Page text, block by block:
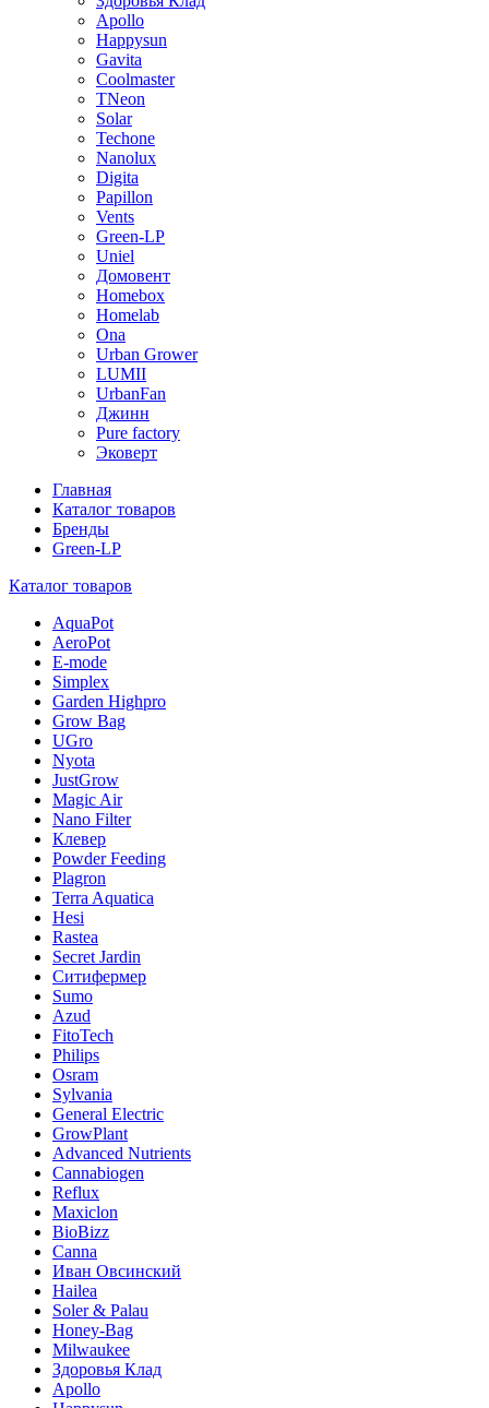
Apollo
Happysun
Gavita
Coolmaster
TNeon
Solar
Techone
Nanolux
Digita
Papillon
Vents
Green-LP
Uniel
Домовент
Homebox
Homelab
Ona
Urban Grower
LUMII
UrbanFan
Джинн
Pure factory
Эковерт
Главная
Каталог товаров
Бренды
Green-LP
Каталог товаров
AquaPot
AeroPot
E-mode
Simplex
Garden Highpro
Grow Bag
UGro
Nyota
JustGrow
Magic Air
Nano Filter
Клевер
Powder Feeding
Plagron
Terra Aquatica
Hesi
Rastea
Secret Jardin
Ситифермер
Sumo
Azud
FitoTech
Philips
Osram
Sylvania
General Electric
GrowPlant
Advanced Nutrients
Cannabiogen
Reflux
Maxiclon
BioBizz
Canna
Иван Овсинский
Hailea
Soler & Palau
Honey-Bag
Milwaukee
Здоровья Клад
Apollo